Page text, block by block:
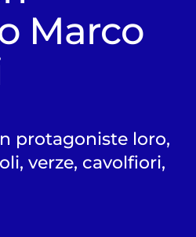
Marco
protagoniste loro,
verze, cavolfiori,